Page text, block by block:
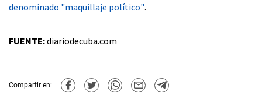
denominado "maquillaje político".
FUENTE:diariodecuba.com
Compartir en: